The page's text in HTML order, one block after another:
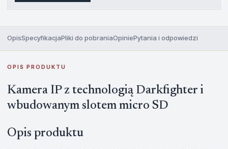
OpisSpecyfikacjaPliki do pobraniaOpiniePytania i odpowiedzi
OPIS PRODUKTU
Kamera IP z technologią Darkfighter i
wbudowanym slotem micro SD
Opis produktu